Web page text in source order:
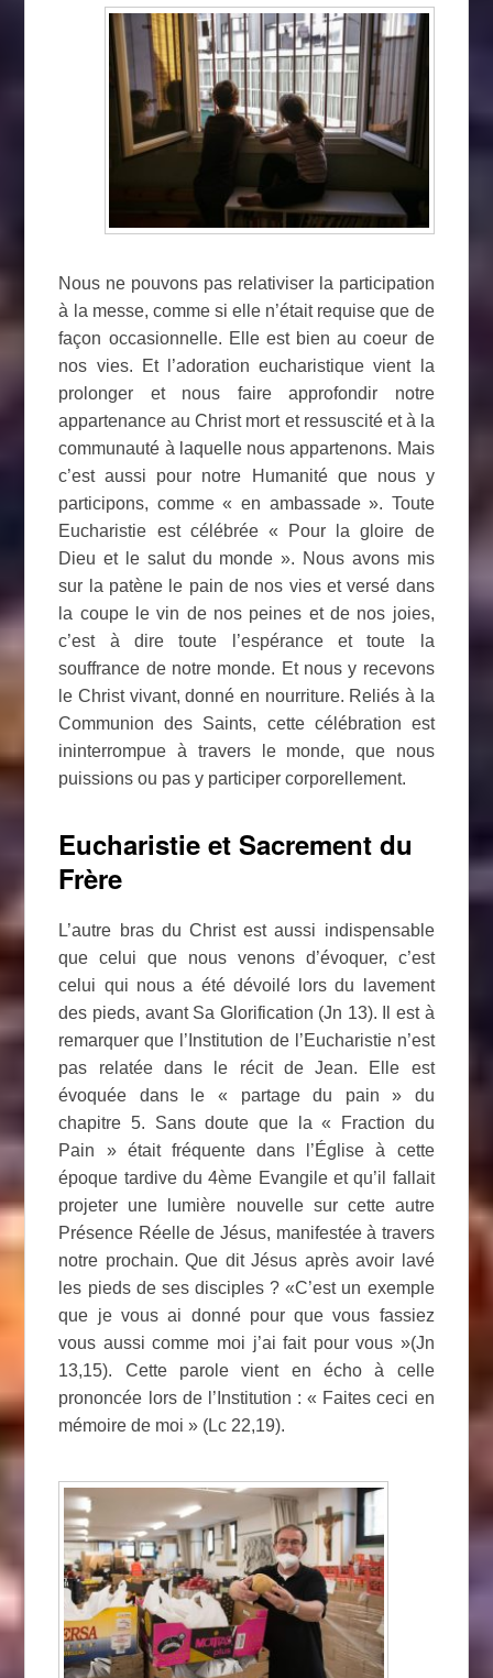
Nous ne pouvons pas relativiser la participation
à la messe, comme si elle n’était requise que de
façon occasionnelle. Elle est bien au coeur de
nos vies. Et l’adoration eucharistique vient la
prolonger et nous faire approfondir notre
appartenance au Christ mort et ressuscité et à la
communauté à laquelle nous appartenons. Mais
c’est aussi pour notre Humanité que nous y
participons, comme « en ambassade ». Toute
Eucharistie est célébrée « Pour la gloire de
Dieu et le salut du monde ». Nous avons mis
sur la patène le pain de nos vies et versé dans
la coupe le vin de nos peines et de nos joies,
c’est à dire toute l’espérance et toute la
souffrance de notre monde. Et nous y recevons
le Christ vivant, donné en nourriture. Reliés à la
Communion des Saints, cette célébration est
ininterrompue à travers le monde, que nous
puissions ou pas y participer corporellement.
Eucharistie et Sacrement du
Frère
L’autre bras du Christ est aussi indispensable
que celui que nous venons d’évoquer, c’est
celui qui nous a été dévoilé lors du lavement
des pieds, avant Sa Glorification (Jn 13). Il est à
remarquer que l’Institution de l’Eucharistie n’est
pas relatée dans le récit de Jean. Elle est
évoquée dans le « partage du pain » du
chapitre 5. Sans doute que la « Fraction du
Pain » était fréquente dans l’Église à cette
époque tardive du 4ème Evangile et qu’il fallait
projeter une lumière nouvelle sur cette autre
Présence Réelle de Jésus, manifestée à travers
notre prochain. Que dit Jésus après avoir lavé
les pieds de ses disciples ? «C’est un exemple
que je vous ai donné pour que vous fassiez
vous aussi comme moi j’ai fait pour vous »(Jn
13,15). Cette parole vient en écho à celle
prononcée lors de l’Institution : « Faites ceci en
mémoire de moi » (Lc 22,19).